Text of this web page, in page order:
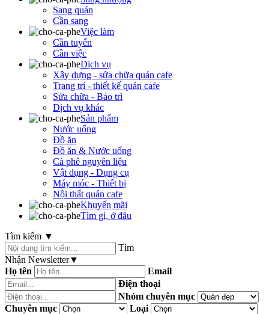
Sang quán
Cần sang
Việc làm
Cần tuyển
Cần việc
Dịch vụ
Xây dựng - sửa chữa quán cafe
Trang trí - thiết kế quán cafe
Sửa chữa - Bảo trì
Dịch vụ khác
Sản phẩm
Nước uống
Đồ ăn
Đồ ăn & Nước uống
Cà phê nguyên liệu
Vật dụng - Dụng cụ
Máy móc - Thiết bị
Nội thất quán cafe
Khuyến mãi
Tìm gì, ở đâu
Tìm kiếm ▼
Tìm
Nhận Newsletter▼
Họ tên
Email
Điện thoại
Nhóm chuyên mục
Chuyên mục
Loại